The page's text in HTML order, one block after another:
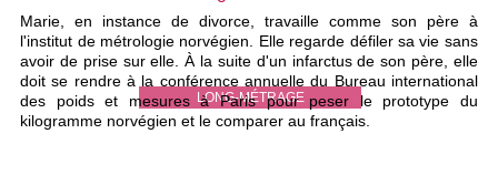
LONG-MÉTRAGE
Marie, en instance de divorce, travaille comme son père à
l'institut de métrologie norvégien. Elle regarde défiler sa vie sans
avoir de prise sur elle. À la suite d'un infarctus de son père, elle
doit se rendre à la conférence annuelle du Bureau international
des poids et mesures à Paris pour peser le prototype du
kilogramme norvégien et le comparer au français.